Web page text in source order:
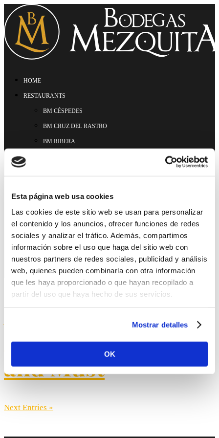
Esta página web usa cookies
Las cookies de este sitio web se usan para personalizar
el contenido y los anuncios, ofrecer funciones de redes
sociales y analizar el tráfico. Además, compartimos
información sobre el uso que haga del sitio web con
nuestros partners de redes sociales, publicidad y análisis
web, quienes pueden combinarla con otra información
que les haya proporcionado o que hayan recopilado a
partir del uso que haya hecho de sus servicios.
Mostrar detalles
OK
HOME
RESTAURANTS
BM CÉSPEDES
BM CRUZ DEL RASTRO
BM RIBERA
SHOP
Select Page
Juices: Orange,
Peach, Pineapple
and Must
Next Entries »